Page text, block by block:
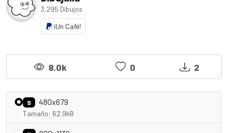
3,295 Dibujos
¡Un Café!
8.0k 0 2
S 480x679
Tamaño: 62.9kB